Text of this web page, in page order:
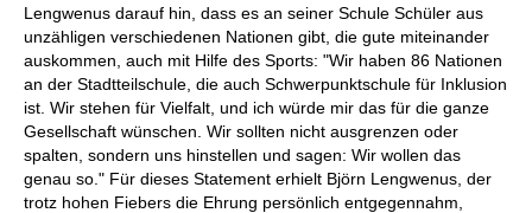
Lengwenus darauf hin, dass es an seiner Schule Schüler aus
unzähligen verschiedenen Nationen gibt, die gute miteinander
auskommen, auch mit Hilfe des Sports: "Wir haben 86 Nationen
an der Stadtteilschule, die auch Schwerpunktschule für Inklusion
ist. Wir stehen für Vielfalt, und ich würde mir das für die ganze
Gesellschaft wünschen. Wir sollten nicht ausgrenzen oder
spalten, sondern uns hinstellen und sagen: Wir wollen das
genau so." Für dieses Statement erhielt Björn Lengwenus, der
trotz hohen Fiebers die Ehrung persönlich entgegennahm,